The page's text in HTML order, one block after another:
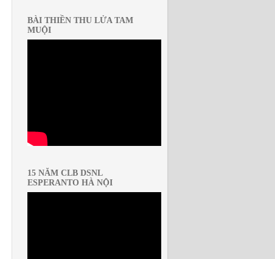
BÀI THIỀN THU LỬA TAM
MUỘI
15 NĂM CLB DSNL
ESPERANTO HÀ NỘI